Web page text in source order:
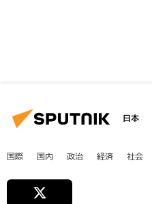
日本
国際 国内 政治 経済 社会